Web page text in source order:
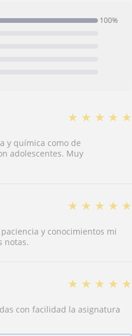
100%
★ ★ ★ ★ ★
y química como de
adolescentes. Muy
★ ★ ★ ★ ★
y conocimientos mi
notas.
★ ★ ★ ★ ★
con facilidad la asignatura